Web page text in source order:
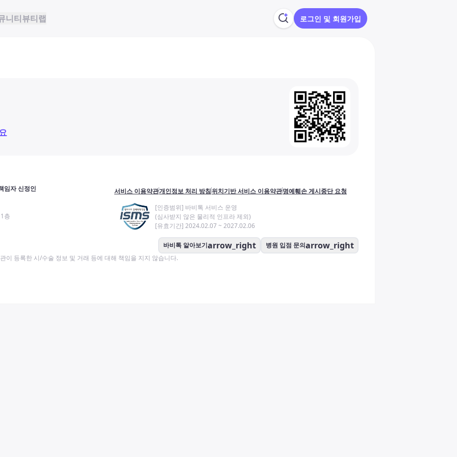
니티뷰티랩 로그인 및 회원가입
임자 신정인
층
서비스 이용약관개인정보 처리 방침위치기반 서비스 이용약관명예훼손 게시중단 요청
[인증범위] 바비톡 서비스 운영
(심사받지 않은 물리적 인프라 제외)
[유효기간] 2024.02.07 ~ 2027.02.06
바비톡 알아보기arrow_right 병원 입점 문의arrow_right
이 등록한 시/수술 정보 및 거래 등에 대해 책임을 지지 않습니다.